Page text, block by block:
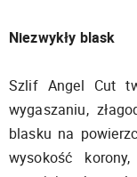
Niezwykły blask
Szlif Angel Cut
wygaszaniu,
blasku na
wysokość